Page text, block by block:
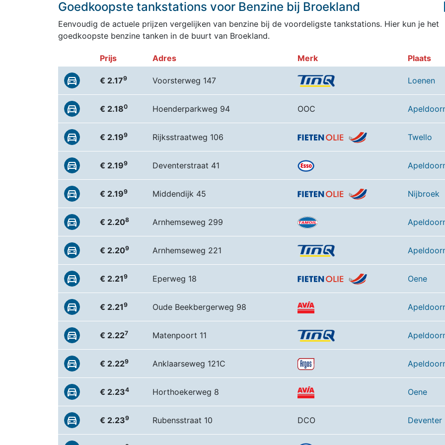
Goedkoopste tankstations voor Benzine bij Broekland
Eenvoudig de actuele prijzen vergelijken van benzine bij de voordeligste tankstations. Hier kun je het
goedkoopste benzine tanken in de buurt van Broekland.
Prijs Adres Merk Plaats
€ 2.179 Voorsterweg 147 Loenen
€ 2.180 Hoenderparkweg 94 OOC
€ 2.199 Rijksstraatweg 106 Twello
€ 2.199 Deventerstraat 41
€ 2.199 Middendijk 45 Nijbroek
€ 2.208 Arnhemseweg 299
€ 2.209 Arnhemseweg 221
€ 2.219 Eperweg 18 Oene
€ 2.219 Oude Beekbergerweg 98
€ 2.227 Matenpoort 11
€ 2.229 Anklaarseweg 121C
€ 2.234 Horthoekerweg 8 Oene
€ 2.239 Rubensstraat 10 DCO Deventer